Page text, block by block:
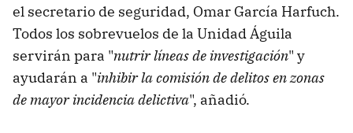
el secretario de seguridad, Omar García Harfuch.
Todos los sobrevuelos de la Unidad Águila
servirán para "nutrir líneas de investigación" y
ayudarán a "inhibir la comisión de delitos en zonas
de mayor incidencia delictiva", añadió.